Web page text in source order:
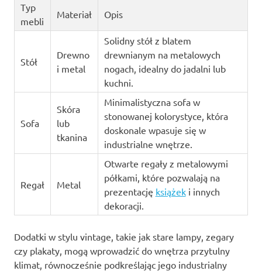
Typ
mebli
Materiał Opis
Stół
Drewno
i metal
Solidny stół z blatem
drewnianym na metalowych
nogach, idealny do jadalni lub
kuchni.
Sofa
Skóra
lub
tkanina
Minimalistyczna sofa w
stonowanej kolorystyce, która
doskonale wpasuje się w
industrialne wnętrze.
Regał Metal
Otwarte regały z metalowymi
półkami, które pozwalają na
prezentację książeki innych
dekoracji.
Dodatki w stylu vintage, takie jak stare lampy, zegary
czy plakaty, mogą wprowadzić do wnętrza przytulny
klimat, równocześnie podkreślając jego industrialny